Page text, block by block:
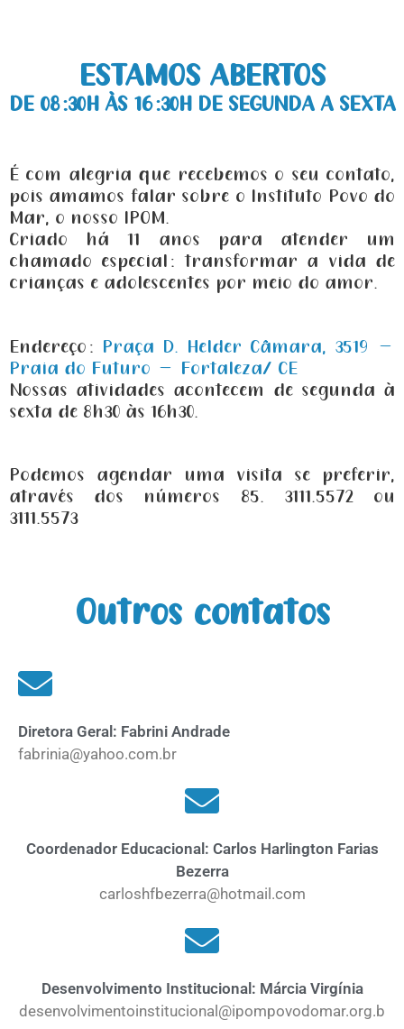
ESTAMOS ABERTOS
DE 08:30H ÀS 16:30H DE SEGUNDA A SEXTA
É com alegria que recebemos o seu contato,
pois amamos falar sobre o Instituto Povo do
Mar, o nosso IPOM.
Criado há 11 anos para atender um
chamado especial: transformar a vida de
crianças e adolescentes por meio do amor.
Endereço: Praça D. Helder Câmara, 3519 –
Praia do Futuro – Fortaleza/ CE
Nossas atividades acontecem de segunda à
sexta de 8h30 às 16h30.
Podemos agendar uma visita se preferir,
através dos números 85. 3111.5572 ou
3111.5573
Outros contatos
Diretora Geral: Fabrini Andrade
fabrinia@yahoo.com.br
Coordenador Educacional: Carlos Harlington Farias
Bezerra
carloshfbezerra@hotmail.com
Desenvolvimento Institucional: Márcia Virgínia
desenvolvimentoinstitucional@ipompovodomar.org.b